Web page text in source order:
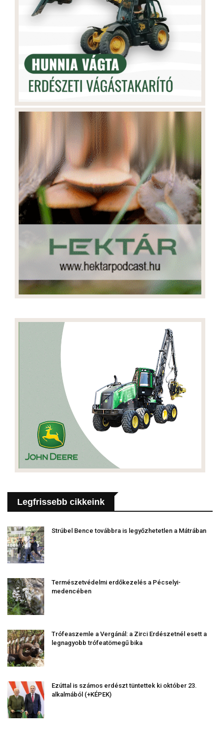
Legfrissebb cikkeink
Strúbel Bence továbbra is legyőzhetetlen a Mátrában
Természetvédelmi erdőkezelés a Pécselyi-
medencében
Trófeaszemle a Vergánál: a Zirci Erdészetnél esett a
legnagyobb trófeatömegű bika
Ezúttal is számos erdészt tüntettek ki október 23.
alkalmából (+KÉPEK)